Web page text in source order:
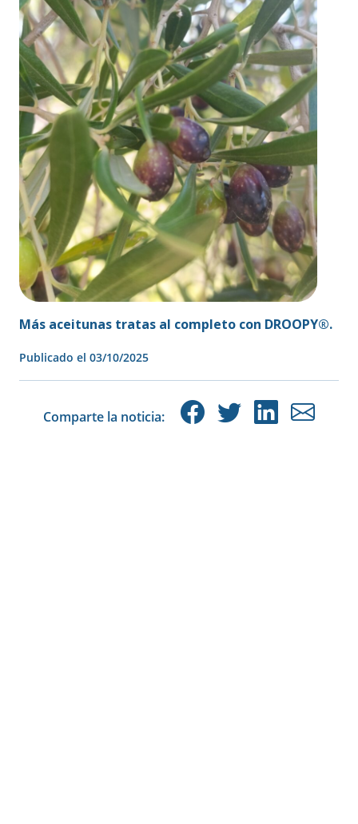
Más aceitunas tratas al completo con DROOPY®.
Publicado el 03/10/2025
Comparte la noticia: